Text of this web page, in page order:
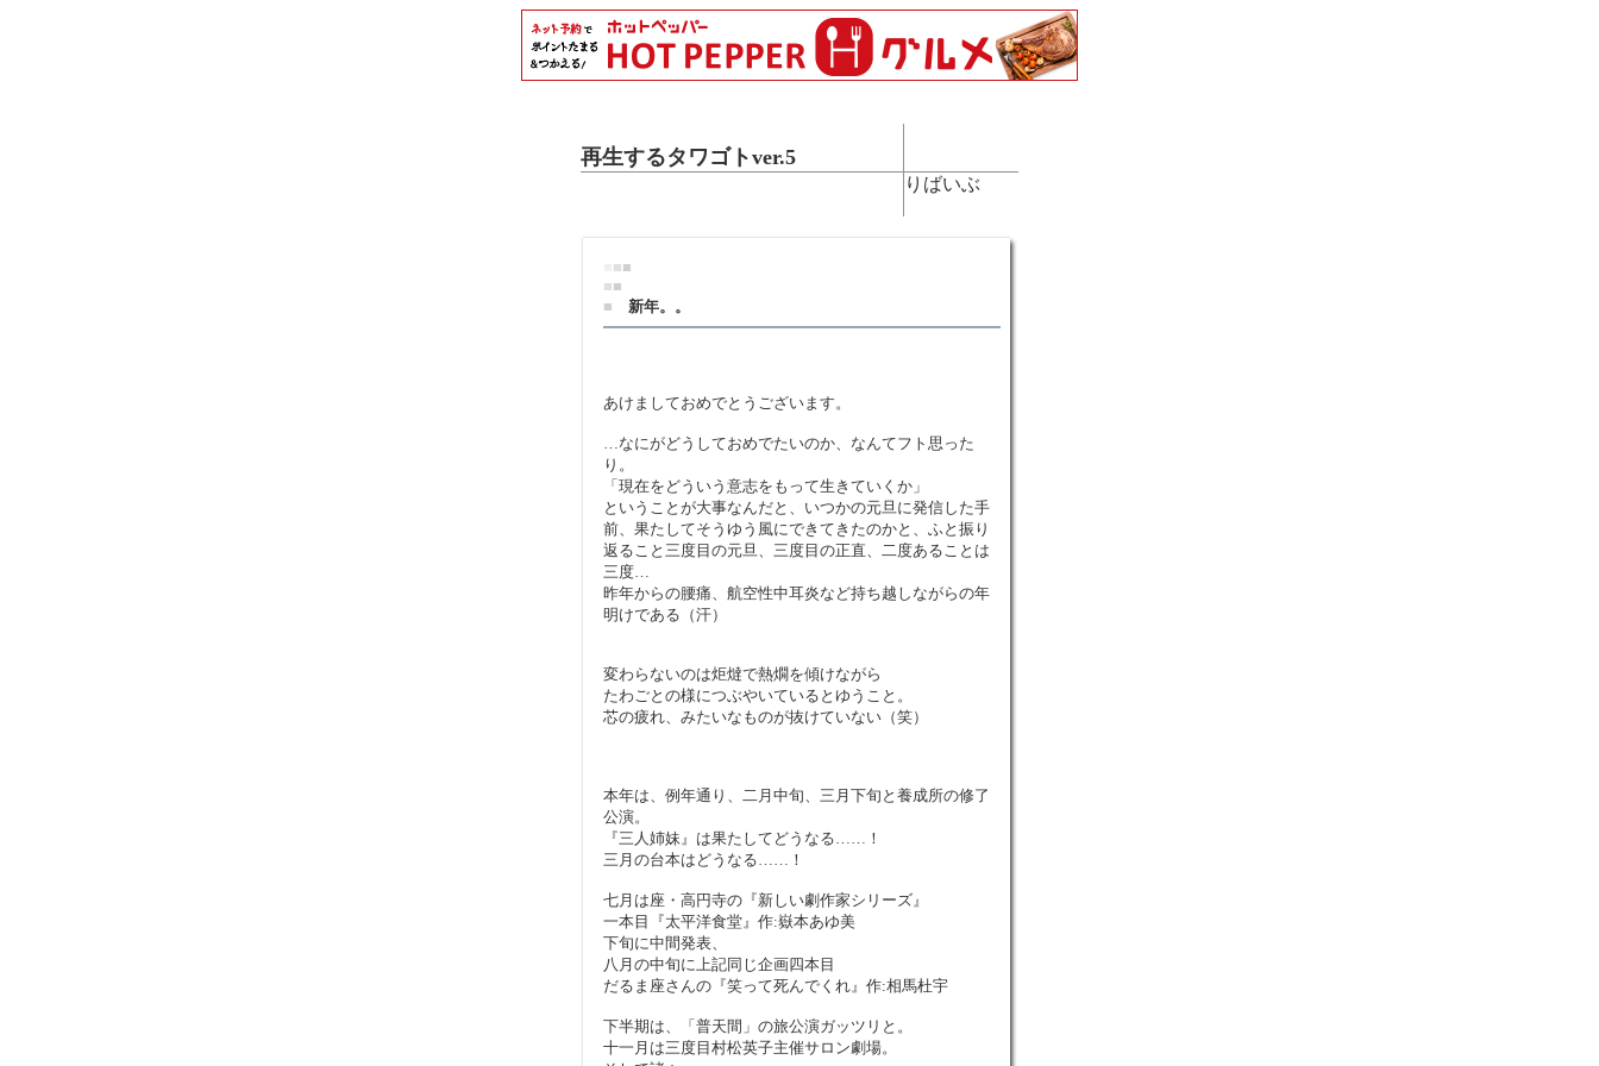
再生するタワゴトver.5
りばいぶ
■■
■■
■
新年。。
あけましておめでとうございます。
…なにがどうしておめでたいのか、なんてフト思った
り。
「現在をどういう意志をもって生きていくか」
ということが大事なんだと、いつかの元旦に発信した手
前、果たしてそうゆう風にできてきたのかと、ふと振り
返ること三度目の元旦、三度目の正直、二度あることは
三度…
昨年からの腰痛、航空性中耳炎など持ち越しながらの年
明けである（汗）
変わらないのは炬燵で熱燗を傾けながら
たわごとの様につぶやいているとゆうこと。
芯の疲れ、みたいなものが抜けていない（笑）
本年は、例年通り、二月中旬、三月下旬と養成所の修了
公演。
『三人姉妹』は果たしてどうなる……！
三月の台本はどうなる……！
七月は座・高円寺の『新しい劇作家シリーズ』
一本目『太平洋食堂』作:嶽本あゆ美
下旬に中間発表、
八月の中旬に上記同じ企画四本目
だるま座さんの『笑って死んでくれ』作:相馬杜宇
下半期は、「普天間」の旅公演ガッツリと。
十一月は三度目村松英子主催サロン劇場。